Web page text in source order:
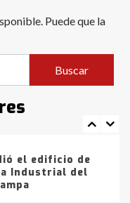
Puede que la
en gran parte
la Policía
drogas en la
el edificio de
Industrial del